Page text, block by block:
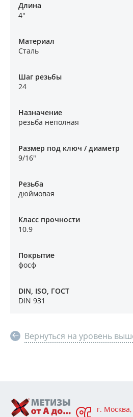
Длина
4"
Материал
Сталь
Шаг резьбы
24
Назначение
резьба неполная
Размер под ключ / диаметр
9/16"
Резьба
дюймовая
Класс прочности
10.9
Покрытие
фосф
DIN, ISO, ГОСТ
DIN 931
Вернуться на уровень
г. Москва,